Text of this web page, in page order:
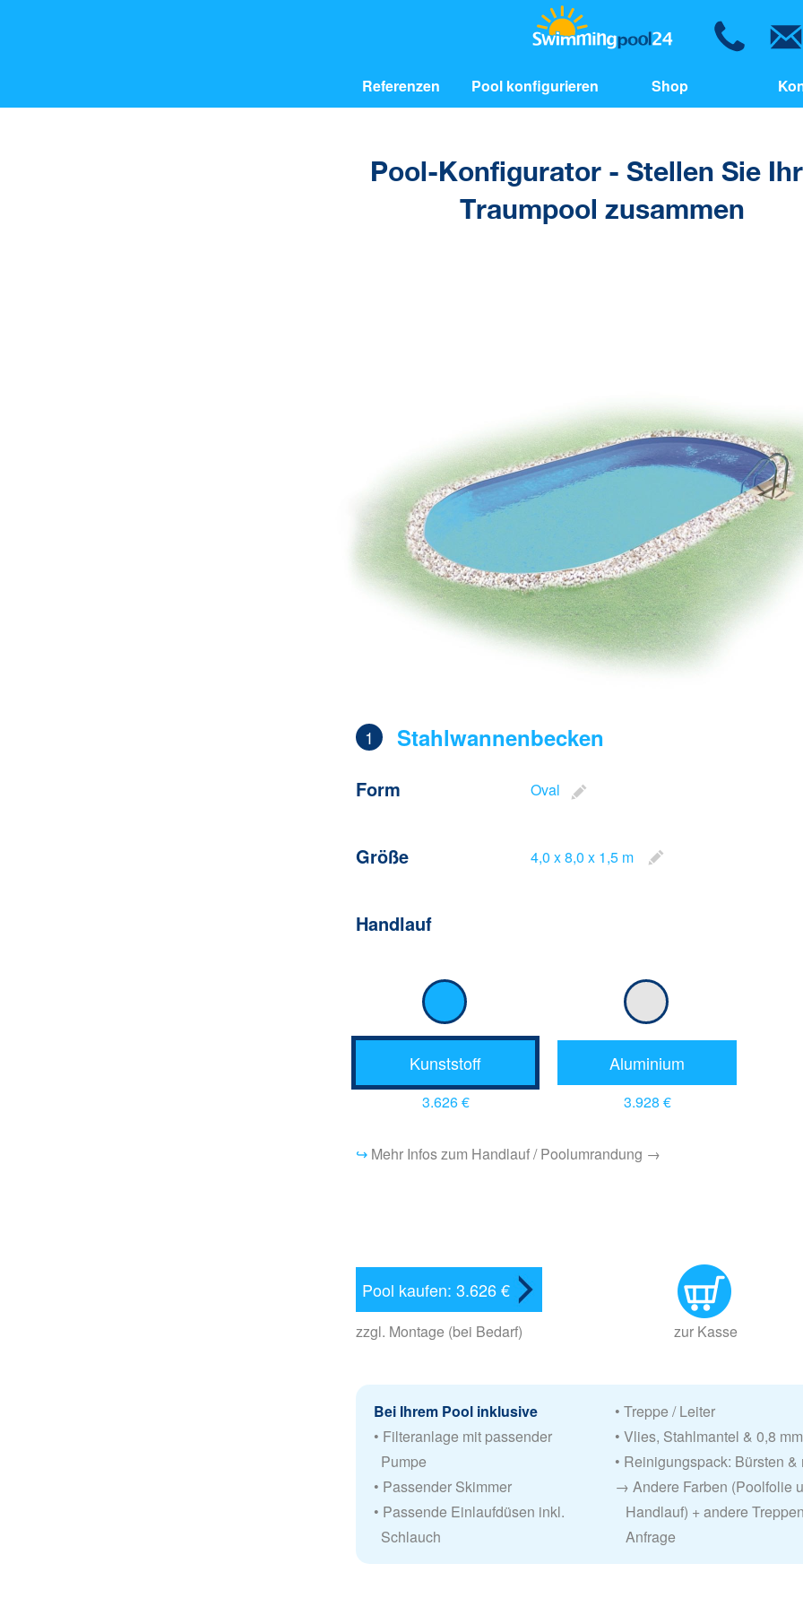
Referenzen Pool konfigurieren Shop
Pool-Konfigurator - Stellen Sie
Traumpool zusammen
Form Oval
Größe 4,0 x 8,0 x 1,5 m
Handlauf
1 Stahlwannenbecken
Kunststoff Aluminium
↪ Mehr Infos zum Handlauf / Poolumrandung →
zzgl. Montage (bei Bedarf) zur Kasse
Bei Ihrem Pool inklusive
• Filteranlage mit passender
Pumpe
• Passender Skimmer
• Passende Einlaufdüsen inkl.
Schlauch
• Treppe / Leiter
• Vlies, Stahlmantel & 0,8
• Reinigungspack: Bürsten &
→ Andere Farben (Poolfolie
Handlauf) + andere
Anfrage
Pool kaufen: 3.626 €
3.626 € 3.928 €